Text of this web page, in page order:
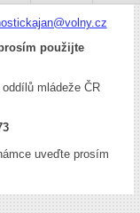
použijte
mládeže ČR
uveďte prosím